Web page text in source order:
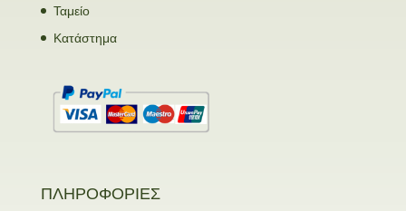
Ταμείο
Κατάστημα
ΠΛΗΡΟΦΟΡΙΕΣ